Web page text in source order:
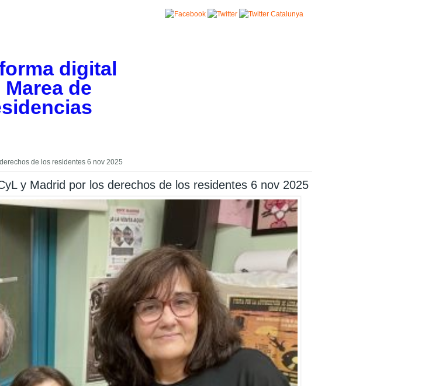
digital
Marea de
de los residentes 6 nov 2025
y Madrid por los derechos de los residentes 6 nov 2025